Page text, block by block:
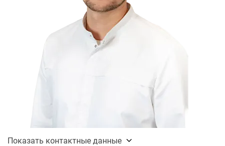
Показать контактные данные